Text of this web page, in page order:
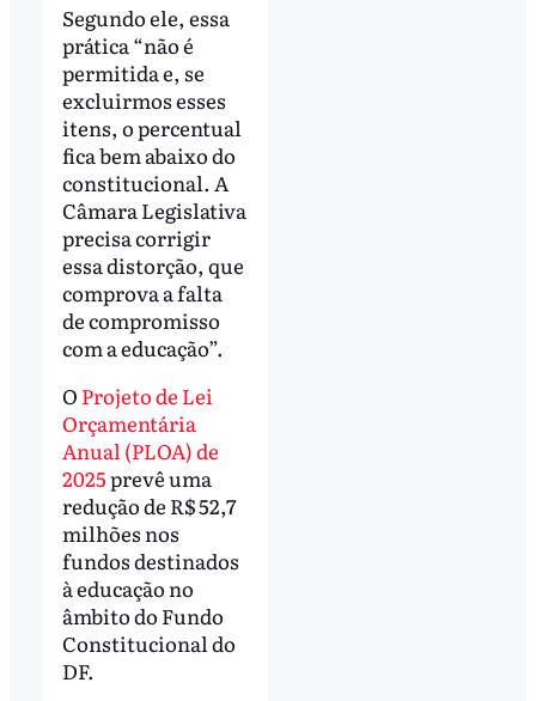
Segundo ele, essa
prática “não é
permitida e, se
excluirmos esses
itens, o percentual
fica bem abaixo do
constitucional. A
Câmara Legislativa
precisa corrigir
essa distorção, que
comprova a falta
de compromisso
com a educação”.
O Projeto de Lei
Orçamentária
Anual (PLOA) de
2025prevê uma
redução de R$ 52,7
milhões nos
fundos destinados
à educação no
âmbito do Fundo
Constitucional do
DF.